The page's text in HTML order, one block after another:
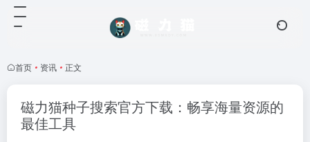
首页 • 资讯 • 正文
磁力猫种子搜索官方下载：畅享海量资源的
最佳工具